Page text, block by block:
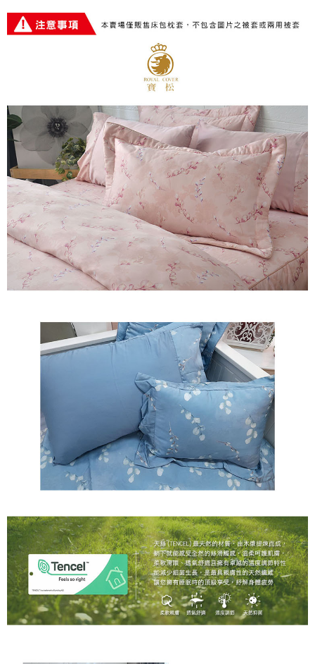
購買商品的店家。未經商家同意取消之訂單仍視為有效，需透過AFTEE先享
後付繳納相關費用。
※ 交易是否成功請以「AFTEE先享後付 」之結帳頁面顯示為準，若有關於
是否繳費成功／繳費後需取消欲退款等相關疑問，請聯繫「AFTEE先享後付
https://netprotections.freshdesk.com/support/home
１．透過由恩沛科技股份有限公司提供之「AFTEE先享後付」服務完成之交
易，需依本服務之必要範圍內提供個人資料，並將交易相關給付款項請求債
權轉讓予恩沛科技股份有限公司。
２．關於個人資料處理事宜，請瀏覽以下網址：
https://aftee.tw/terms/#terms3
３．未成年的使用者請事先徵得法定代理人或監護人之同意方可使用
「AFTEE先享後付」，若未經同意申辦者引起之損失，本公司不負相關責
任。
４．使用「AFTEE先享後付」時，將依據個別帳號之用戶狀況，依本公司即
時審查核予不同之上限額度；若仍有額度不足之情形，本公司將視審查結果
請求用戶進行身份認證。
５．嚴禁一人註冊多個帳號或使用他人資訊註冊。若發現惡意使用之情形，
恩沛科技股份有限公司將有權停止該用戶之使用額度並採取法律行動。